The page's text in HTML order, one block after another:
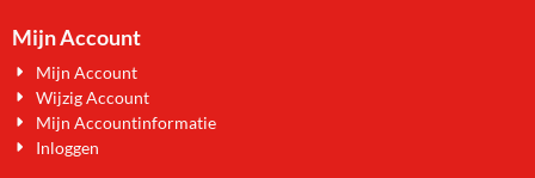
Mijn Account
Mijn Account
Wijzig Account
Mijn Accountinformatie
Inloggen